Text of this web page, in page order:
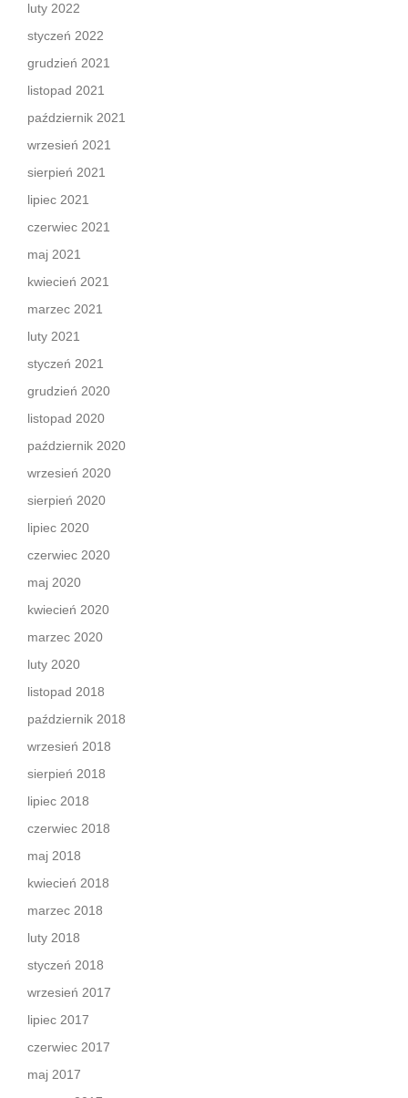
luty 2022
styczeń 2022
grudzień 2021
listopad 2021
październik 2021
wrzesień 2021
sierpień 2021
lipiec 2021
czerwiec 2021
maj 2021
kwiecień 2021
marzec 2021
luty 2021
styczeń 2021
grudzień 2020
listopad 2020
październik 2020
wrzesień 2020
sierpień 2020
lipiec 2020
czerwiec 2020
maj 2020
kwiecień 2020
marzec 2020
luty 2020
listopad 2018
październik 2018
wrzesień 2018
sierpień 2018
lipiec 2018
czerwiec 2018
maj 2018
kwiecień 2018
marzec 2018
luty 2018
styczeń 2018
wrzesień 2017
lipiec 2017
czerwiec 2017
maj 2017